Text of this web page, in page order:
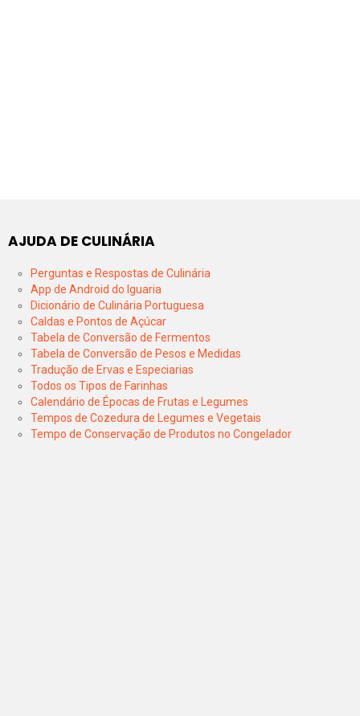
AJUDA DE CULINÁRIA
Perguntas e Respostas de Culinária
App de Android do Iguaria
Dicionário de Culinária Portuguesa
Caldas e Pontos de Açúcar
Tabela de Conversão de Fermentos
Tabela de Conversão de Pesos e Medidas
Tradução de Ervas e Especiarias
Todos os Tipos de Farinhas
Calendário de Épocas de Frutas e Legumes
Tempos de Cozedura de Legumes e Vegetais
Tempo de Conservação de Produtos no Congelador